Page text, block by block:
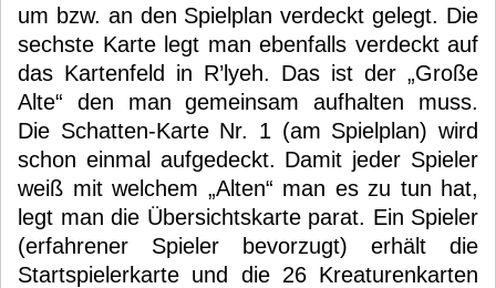
um bzw. an den Spielplan verdeckt gelegt. Die
sechste Karte legt man ebenfalls verdeckt auf
das Kartenfeld in R’lyeh. Das ist der „Große
Alte“ den man gemeinsam aufhalten muss.
Die Schatten-Karte Nr. 1 (am Spielplan) wird
schon einmal aufgedeckt. Damit jeder Spieler
weiß mit welchem „Alten“ man es zu tun hat,
legt man die Übersichtskarte parat. Ein Spieler
(erfahrener Spieler bevorzugt) erhält die
Startspielerkarte und die 26 Kreaturenkarten